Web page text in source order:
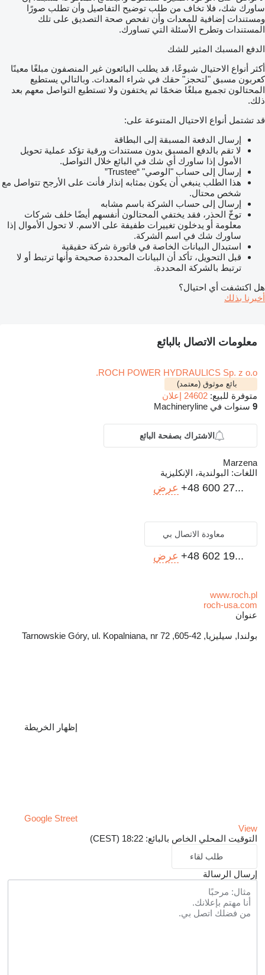
ساورك شك، فلا تخاف من طلب توضيح التفاصيل وأن تطلب صورًا
ومستندات إضافية للمعدات وأن تفحص صحة التصديق على تلك
المستندات وتطرح الأسئلة التي تساورك.
الدفع المسبك المثير للشك
أكثر أنواع الاحتيال شيوعًا، قد يطلب البائعون غير المنصفون مبلغًا معينًا
كعربون مسبق "لتحجز" حقك في شراء المعدات. وبالتالي يستطيع
المحتالون تجميع مبلغًا ضخمًا ثم يختفون ولا تستطيع التواصل معهم بعد
ذلك.
قد تشتمل أنواع الاحتيال المتنوعة على:
إرسال الدفعة المسبقة إلى البطاقة
لا تقم بالدفع المسبق بدون مستندات ورقية تؤكد عملية تحويل
الأمول إذا ساورك أي شك في البائع خلال التواصل.
إرسال إلى حساب "الوصي" “Trustee”
هذا الطلب ينبغي أن يكون بمثابه إنذار فأنت على الأرجح تتواصل مع
شخص محتال.
إرسال إلى حساب الشركة باسم مشابه
توخّ الحذر، فقد يختفي المحتالون أنفسهم أيضًا خلف شركات
معلومة أو يدخلون تغييرات طفيفة على الاسم. لا تحول الأموال إذا
ساورك شك في اسم الشركة.
استبدال البيانات الخاصة في فاتورة شركة حقيقية
قبل التحويل، تأكد أن البيانات المحددة صحيحة وأنها ترتبط أو لا
ترتبط بالشركة المحددة.
هل اكتشفت أي احتيال؟
أخبرنا بذلك
معلومات الاتصال بالبائع
ROCH POWER HYDRAULICS Sp. z o.o.
بائع موثوق (معتمد)
متوفرة للبيع: 24602 إعلان
9 سنوات في Machineryline
الاشتراك بصفحة البائع
Marzena
اللغات: البولندية، الإنكليزية
+48 600 27... عرض
معاودة الاتصال بي
+48 602 19... عرض
www.roch.pl
roch-usa.com
عنوان
بولندا, سيليزيا, 42-605, Tarnowskie Góry, ul. Kopalniana, nr 72
إظهار الخريطة
Google Street
View
التوقيت المحلي الخاص بالبائع: 18:22 (CEST)
طلب لقاء
إرسال الرسالة